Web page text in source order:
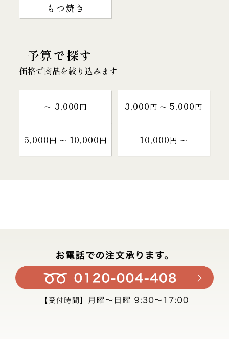
もつ焼き
予算で探す
価格で商品を絞り込みます
～ 3,000円 3,000円 〜 5,000円
5,000円 〜 10,000円 10,000円 〜